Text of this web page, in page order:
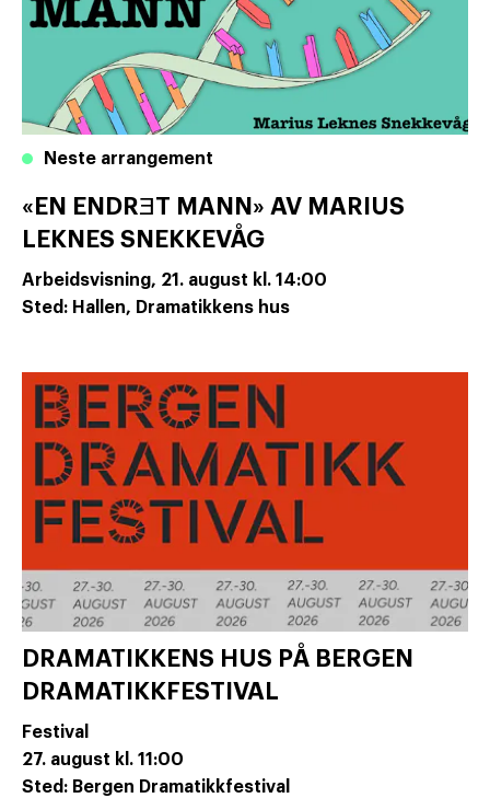
Neste arrangement
«EN ENDRƎT MANN» AV MARIUS
LEKNES SNEKKEVÅG
Arbeidsvisning, 21. august kl. 14:00
Sted: Hallen, Dramatikkens hus
DRAMATIKKENS HUS PÅ BERGEN
DRAMATIKKFESTIVAL
Festival
27. august kl. 11:00
Sted: Bergen Dramatikkfestival